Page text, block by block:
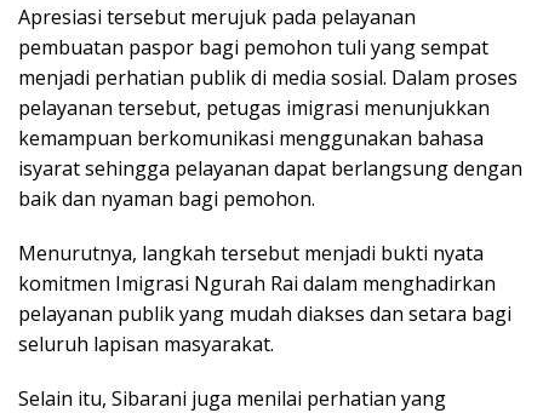
Apresiasi tersebut merujuk pada pelayanan
pembuatan paspor bagi pemohon tuli yang sempat
menjadi perhatian publik di media sosial. Dalam proses
pelayanan tersebut, petugas imigrasi menunjukkan
kemampuan berkomunikasi menggunakan bahasa
isyarat sehingga pelayanan dapat berlangsung dengan
baik dan nyaman bagi pemohon.
Menurutnya, langkah tersebut menjadi bukti nyata
komitmen Imigrasi Ngurah Rai dalam menghadirkan
pelayanan publik yang mudah diakses dan setara bagi
seluruh lapisan masyarakat.
Selain itu, Sibarani juga menilai perhatian yang